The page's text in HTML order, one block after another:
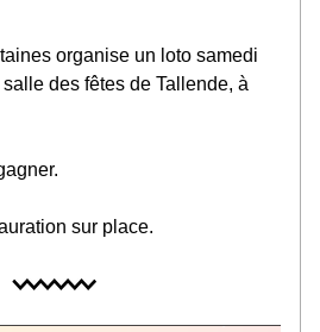
organise un loto samedi
des fêtes de Tallende, à
sur place.